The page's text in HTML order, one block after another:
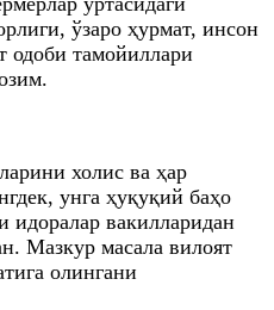
ўзаро ҳурмат, инсон
одоби тамойиллари
холис ва ҳар
унга ҳуқуқий баҳо
идоралар вакилларидан
Мазкур масала вилоят
олингани